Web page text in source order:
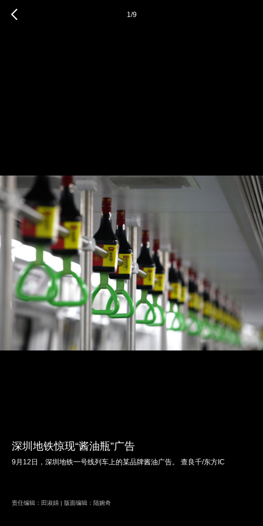
1/9
深圳地铁惊现“酱油瓶”广告
9月12日，深圳地铁一号线列车上的某品牌酱油广告。 查良千/东方IC
责任编辑：田淑娟 | 版面编辑：陆婉奇